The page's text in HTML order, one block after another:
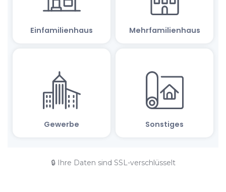
🔒 Ihre Daten sind SSL-verschlüsselt